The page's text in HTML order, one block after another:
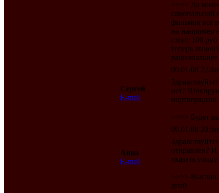
>>>> Да
самопальной
фильмов все
но например
стоит 100 руб
теперь
Сергей
E-mail
09.01.08
нет?
подтверждаю
>>>> Будет
Анна
E-mail
09.01.08
отправлен? И
указать
>>>>
дней